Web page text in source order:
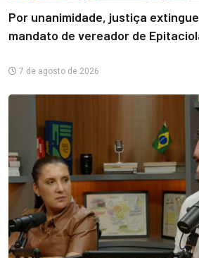
Por unanimidade, justiça
mandato de vereador de
7 de agosto de 2026